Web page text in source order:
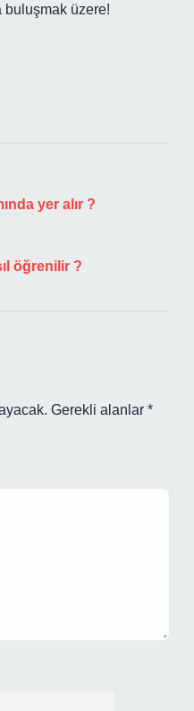
buluşmak üzere!
yer alır ?
öğrenilir ?
Gerekli alanlar *